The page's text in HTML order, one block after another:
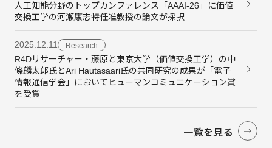
人工知能分野のトップカンファレンス「AAAI-26」に価値
交換工学の河瀬康志特任准教授の論文が採択
2025.12.11 Research
R4Dリサーチャー・藤原と東京大学（価値交換工学）の中
條麟太郎氏とAri Hautasaari氏の共同研究の成果が「電子
情報通信学会」においてヒューマンコミュニケーション賞
を受賞
一覧を見る